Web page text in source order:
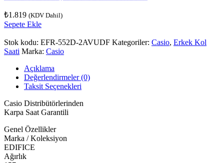
₺1.819 (KDV Dahil)
Sepete Ekle
Stok kodu: EFR-552D-2AVUDF Kategoriler: Casio, Erkek Kol
Saati Marka: Casio
Açıklama
Değerlendirmeler (0)
Taksit Seçenekleri
Casio Distribütörlerinden
Karpa Saat Garantili
Genel Özellikler
Marka / Koleksiyon
EDIFICE
Ağırlık